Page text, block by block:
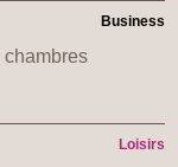
Business
chambres
Loisirs